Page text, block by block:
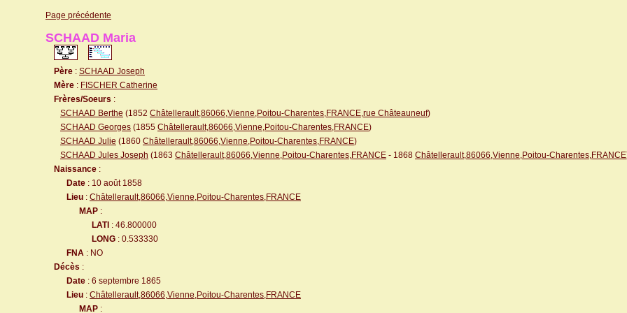
Page précédente
SCHAAD Maria
Père : SCHAAD Joseph
Mère : FISCHER Catherine
Frères/Soeurs :
SCHAAD Berthe (1852 Châtellerault,86066,Vienne,Poitou-Charentes,FRANCE,rue Châteauneuf)
SCHAAD Georges (1855 Châtellerault,86066,Vienne,Poitou-Charentes,FRANCE)
SCHAAD Julie (1860 Châtellerault,86066,Vienne,Poitou-Charentes,FRANCE)
SCHAAD Jules Joseph (1863 Châtellerault,86066,Vienne,Poitou-Charentes,FRANCE - 1868 Châtellerault,86066,Vienne,Poitou-Charentes,FRANCE
Naissance :
Date : 10 août 1858
Lieu : Châtellerault,86066,Vienne,Poitou-Charentes,FRANCE
MAP :
LATI : 46.800000
LONG : 0.533330
FNA : NO
Décès :
Date : 6 septembre 1865
Lieu : Châtellerault,86066,Vienne,Poitou-Charentes,FRANCE
MAP :